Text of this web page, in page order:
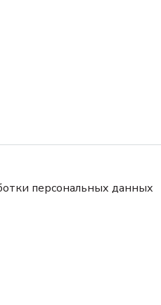
персональных данных